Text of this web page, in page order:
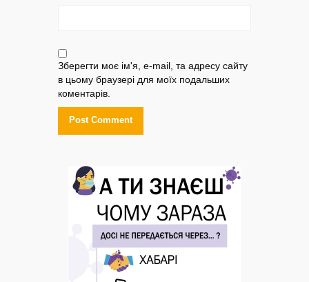
Зберегти моє ім'я, e-mail, та адресу сайту
в цьому браузері для моїх подальших
коментарів.